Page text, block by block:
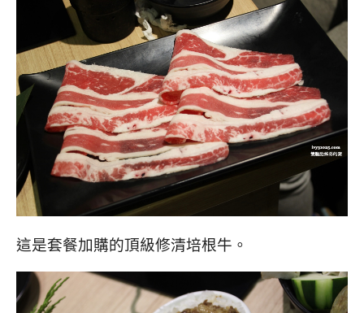
這是套餐加購的頂級修清培根牛。